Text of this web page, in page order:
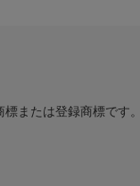
または登録商標です。